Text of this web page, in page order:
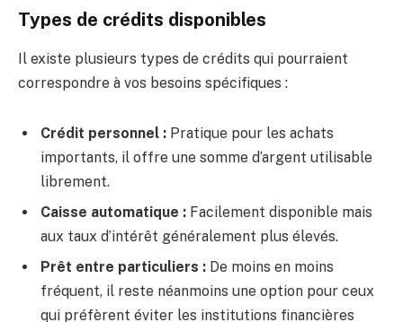
Types de crédits disponibles
Il existe plusieurs types de crédits qui pourraient
correspondre à vos besoins spécifiques :
Crédit personnel : Pratique pour les achats
importants, il offre une somme d’argent utilisable
librement.
Caisse automatique : Facilement disponible mais
aux taux d’intérêt généralement plus élevés.
Prêt entre particuliers : De moins en moins
fréquent, il reste néanmoins une option pour ceux
qui préfèrent éviter les institutions financières